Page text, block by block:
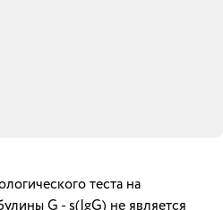
теста на
G - s(IgG) не является